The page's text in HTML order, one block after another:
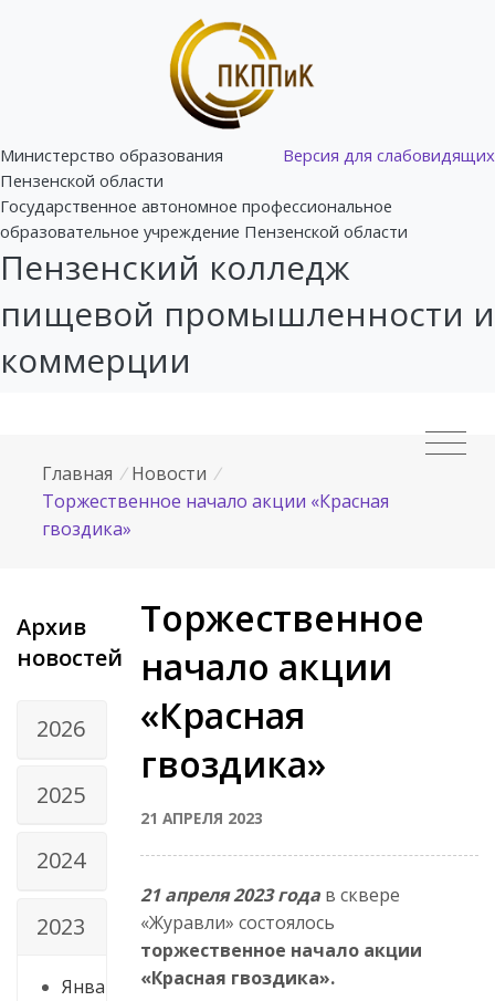
Версия для слабовидящих
Министерство образования
Пензенской области
Государственное автономное профессиональное
образовательное учреждение Пензенской области
Пензенский колледж
пищевой промышленности и
коммерции
Главная / Новости /
Торжественное начало акции «Красная
гвоздика»
Архив
новостей
2026
2025
2024
2023
Янва
Торжественное
начало акции
«Красная
гвоздика»
21 АПРЕЛЯ 2023
21 апреля 2023 года в сквере
«Журавли» состоялось
торжественное начало акции
«Красная гвоздика».